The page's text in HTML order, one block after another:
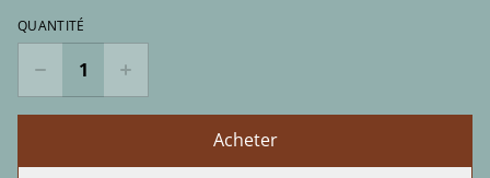
QUANTITÉ
Acheter